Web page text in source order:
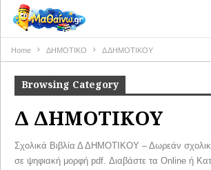
Home ΔΗΜΟΤΙΚΟ Δ ΔΗΜΟΤΙΚΟΥ
Browsing Category
Δ ΔΗΜΟΤΙΚΟΥ
Σχολικά Βιβλία Δ ΔΗΜΟΤΙΚΟΥ – Δωρεάν
σε ψηφιακή μορφή pdf. Διαβάστε τα Online ή